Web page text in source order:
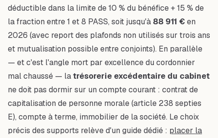
déductible dans la limite de 10 % du bénéfice + 15 % de
la fraction entre 1 et 8 PASS, soit jusqu'à 88 911 €en
2026 (avec report des plafonds non utilisés sur trois ans
et mutualisation possible entre conjoints). En parallèle
— et c'est l'angle mort par excellence du cordonnier
mal chaussé — latrésorerie excédentaire du cabinet
ne doit pas dormir sur un compte courant : contrat de
capitalisation de personne morale (article 238 septies
E), compte à terme, immobilier de la société. Le choix
précis des supports relève d'un guide dédié : placer la